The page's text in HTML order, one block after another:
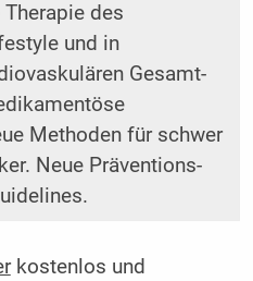
des
und in
Gesamt-
Methoden für schwer
Neue Präventions-
kostenlos und